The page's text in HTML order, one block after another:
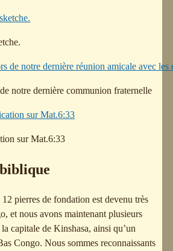
notre dernière communion fraternelle
sur Mat.6:33
pierres de fondation est devenu très
et nous avons maintenant plusieurs
capitale de Kinshasa, ainsi qu’un
Congo. Nous sommes reconnaissants